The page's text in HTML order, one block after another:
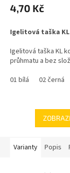
produktu
je
z
hvězdiček.
4,70 Kč
Igelitová taška KL
Igelitová taška KL
průhmatu a bez
Samotnou tašku
cena je včetně
Dodávané rozměry
01 bílá 02 černá
Varianty Popis